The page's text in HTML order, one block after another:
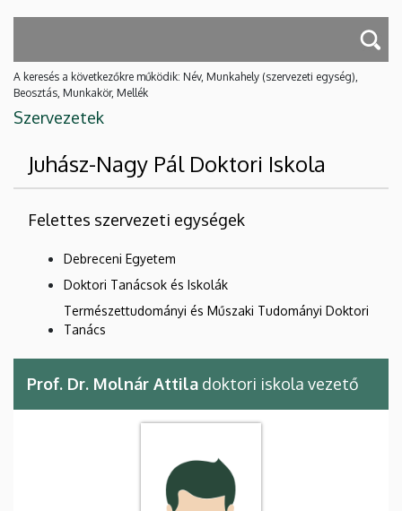
A keresés a következőkre működik: Név, Munkahely (szervezeti egység),
Beosztás, Munkakör, Mellék
Szervezetek
Juhász-Nagy Pál Doktori Iskola
Felettes szervezeti egységek
Debreceni Egyetem
Doktori Tanácsok és Iskolák
Természettudományi és Műszaki Tudományi Doktori
Tanács
Prof. Dr. Molnár Attila doktori iskola vezető